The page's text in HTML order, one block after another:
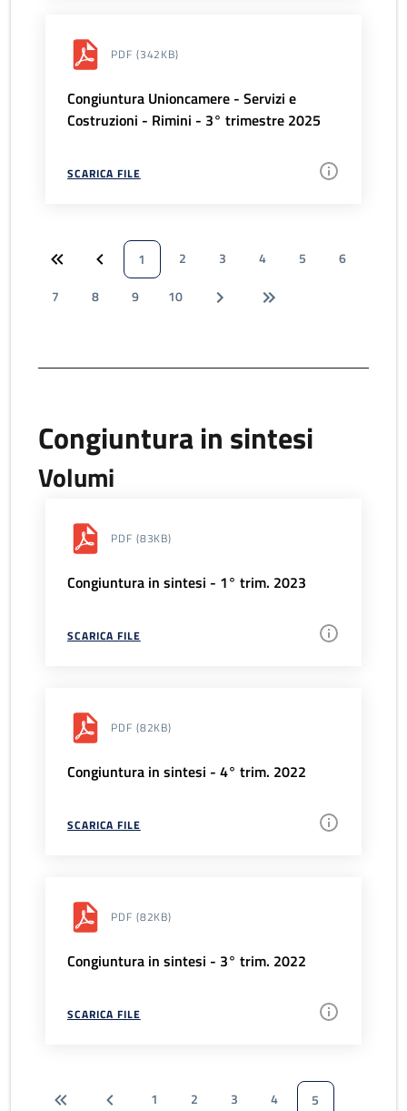
PDF (342KB)
Congiuntura Unioncamere - Servizi e
Costruzioni - Rimini - 3° trimestre 2025
SCARICA FILE
1 2 3 4 5
6
7
8 9 10
Congiuntura in sintesi
Volumi
PDF (83KB)
Congiuntura in sintesi - 1° trim. 2023
SCARICA FILE
PDF (82KB)
Congiuntura in sintesi - 4° trim. 2022
SCARICA FILE
PDF (82KB)
Congiuntura in sintesi - 3° trim. 2022
SCARICA FILE
1 2 3 4
5